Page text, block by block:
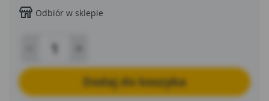
swoim ogródku.
Odbiór w sklepie
Dodaj do koszyka